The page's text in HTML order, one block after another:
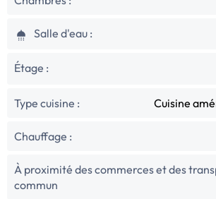
Salle d'eau :
Étage :
Type cuisine : Cuisine
Chauffage :
À proximité des commerces et des
commun